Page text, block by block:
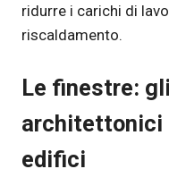
ridurre i carichi di
riscaldamento.
Le finestre:
architettonici
edifici